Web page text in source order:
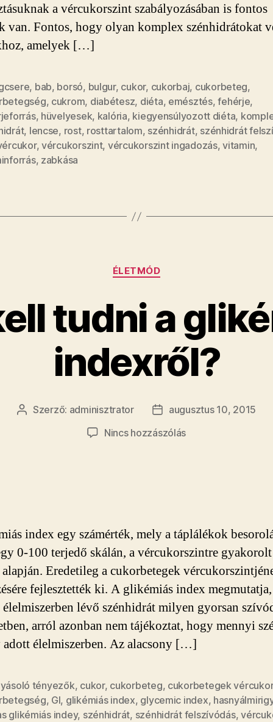
a vércukorszint szabályozásában is fontos
van. Fontos, hogy olyan komplex szénhidrátokat
amelyek […]
, bab, borsó, bulgur, cukor, cukorbaj, cukorbeteg,
, cukrom, diabétesz, diéta, emésztés,fehérje,
, hüvelyesek, kalória, kiegyensúlyozott diéta,
, lencse, rost, rosttartalom, szénhidrát, szénhidrát
, vércukorszint, vércukorszint ingadozás,vitamin,
, zabkása
Kategóriák
ÉLETMÓD
tudni a
indexről?
Bejegyzés
Szerző: adminisztrator
Bejegyzés
augusztus 10, 2015
Nincs hozzászólása(z)
bejegyzéshez
index egy számérték, mely a táplálékok
0-100 terjedő skálán, a vércukorszintre gyakorolt
Eredetileg a cukorbetegek
fejlesztették ki. A glikémiás index
élelmiszerben lévő szénhidrát milyen gyorsan
arról azonban nem tájékoztat, hogy mennyi
adott élelmiszerben. Az alacsony […]
tényezők, cukor, cukorbeteg, cukorbetegek
, GI, glikémiás index, glycemic index,
glikémiás indey, szénhidrát, szénhidrát felszívódás,